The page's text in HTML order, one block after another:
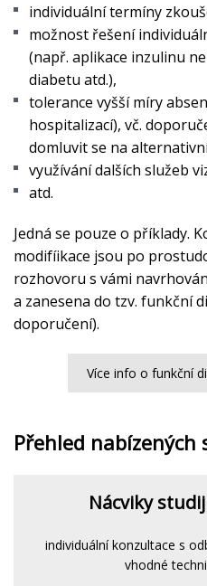
individuální termíny
možnost řešení
(např. aplikace inzulinu
diabetu atd.),
tolerance vyšší míry
hospitalizací), vč.
domluvit se na
využívání dalších služeb
atd.
Jedná se pouze o příklady.
modifíikace jsou po
rozhovoru s vámi
a zanesena do tzv. funkční
doporučení).
Více info o funkční
Přehled nabízených
Nácviky
individuální konzultace s
vhodné